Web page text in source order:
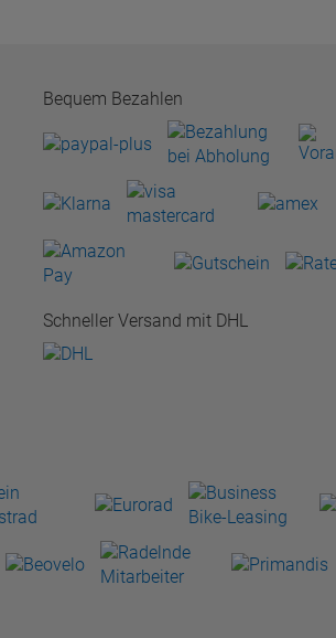
Bequem Bezahlen
Schneller Versand mit DHL